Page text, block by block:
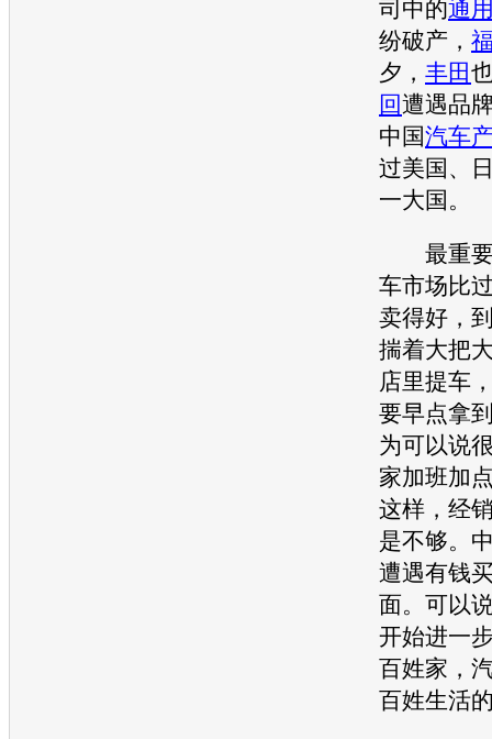
司中的通
纷破产，
夕， 丰田
回遭遇品
中国汽车
过美国、
一大国。
最重要
车市场比
卖得好，
揣着大把
店里提车
要早点拿
为可以说
家加班加
这样，经
是不够。
遭遇有钱
面。可以
开始进一
百姓家，
百姓生活